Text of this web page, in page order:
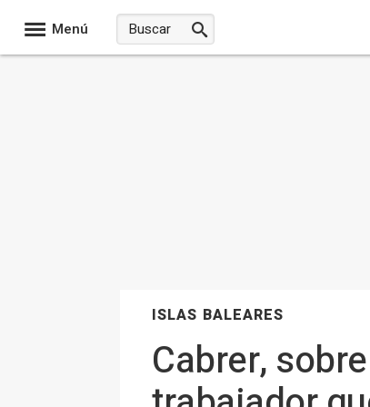
Menú
ISLAS BALEARES
Cabrer,